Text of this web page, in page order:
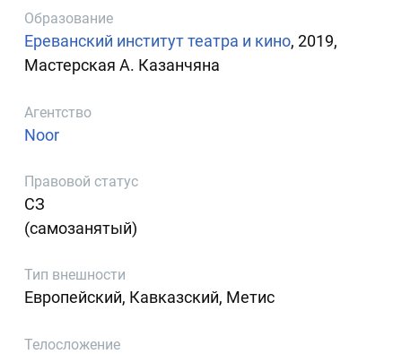
Образование
Ереванский институт театра и кино, 2019,
Мастерская А. Казанчяна
Агентство
Noor
Правовой статус
СЗ
(самозанятый)
Тип внешности
Европейский, Кавказский, Метис
Телосложение